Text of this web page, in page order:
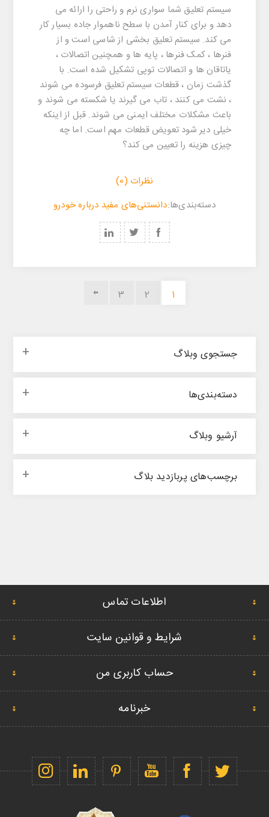
سیستم تعلیق شما سواری نرم و راحتی را ارائه می
دهد و برای کنار آمدن با سطح ناهموار جاده بسیار کار
می کند. سیستم تعلیق بخشی از شاسی است و از
فنرها ، کمک فنرها ، پایه ها و همچنین اتصالات ،
یاتاقان ها و اتصالات توپی تشکیل شده است. با
گذشت زمان ، قطعات سیستم تعلیق فرسوده می شوند
، نشت می کنند ، تاب می گیرند یا شکسته می شوند و
باعث مشکلات مختلف ایمنی می شوند. قبل از اینکه
خیلی دیر شود تعویض قطعات مهم است. اما چه
چیزی هزینه را تعیین می کند؟
نظرات (0)
‌‌دسته‌بندی‌‌ها:دانستنی‌های مفید درباره خودرو
1
2
3
جستجوی وبلاگ
‌‌دسته‌بندی‌‌ها
آرشیو وبلاگ
برچسب‌های پربازدید بلاگ
اطلاعات تماس
شرایط و قوانین سایت
حساب کاربری من
خبرنامه